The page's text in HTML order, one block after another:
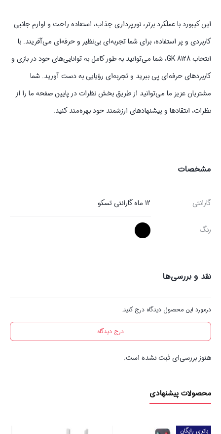
این کیبورد با عملکرد برتر، نورپردازی جذاب، استفاده راحت و لوازم جانبی
کاربردی و پر استفاده، برای شما تجربه‌ای بی‌نظیر و حرفه‌ای می‌آفریند. با
انتخاب GK 8128، شما می‌توانید به طور کامل به توانایی‌های خود در بازی و
کاربردهای حرفه‌ای پی ببرید و تجربه‌ای رؤیایی به دست آورید. شما
مشتریان عزیز ما می‌توانید از طریق بخش نظرات در پایین صفحه ما را از
نظرات، انتقادها و پیشنهادهای ارزشمند خود بهره‌مند کنید.
مشخصات
گارانتی 12 ماه گارانتی تسکو
رنگ
نقد و بررسی‌ها
درمورد این محصول دیدگاه درج کنید.
درج دیدگاه
هنوز بررسی‌ای ثبت نشده است.
محصولات پیشنهادی
باتری رایگان